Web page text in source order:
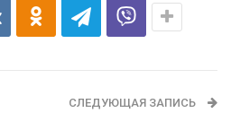
СЛЕДУЮЩАЯ ЗАПИСЬ